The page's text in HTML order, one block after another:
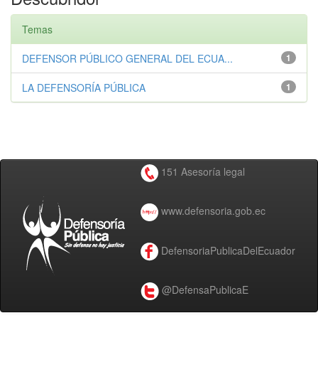
Temas
1
DEFENSOR PÚBLICO GENERAL DEL ECUA...
1
LA DEFENSORÍA PÚBLICA
151 Asesoría legal
www.defensoria.gob.ec
DefensoriaPublicaDelEcuador
@DefensaPublicaE